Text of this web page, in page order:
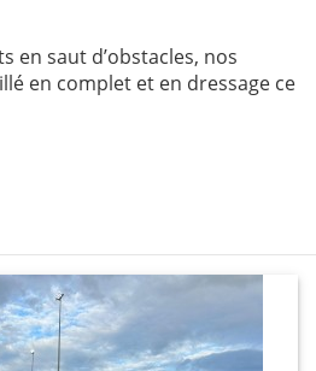
en saut d’obstacles, nos
en complet et en dressage ce